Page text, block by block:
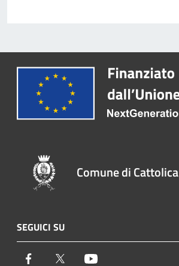
Comune di Cattolica
SEGUICI SU
Facebook Twitter